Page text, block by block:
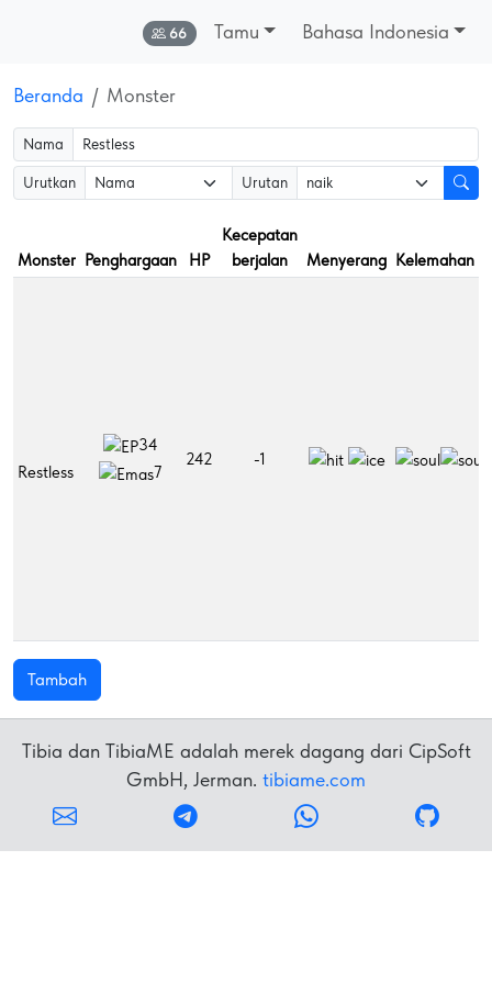
Online:
66 Tamu Bahasa Indonesia
Beranda Monster
Nama
Urutkan Urutan
Monster Penghargaan HP
Kecepatan
berjalan
Menyerang Kelemahan
Restless
34
7
242 -1
Tambah
Tibia dan TibiaME adalah merek dagang dari CipSoft
GmbH, Jerman. tibiame.com